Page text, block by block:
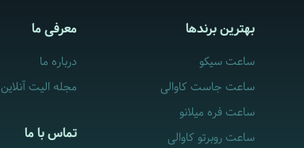
بهترین برندها
ساعت سیکو
ساعت جاست کاوالی
ساعت فره میلانو
ساعت روبرتو کاوالی
معرفی ما
درباره ما
مجله الیت آنلاین
تماس با ما